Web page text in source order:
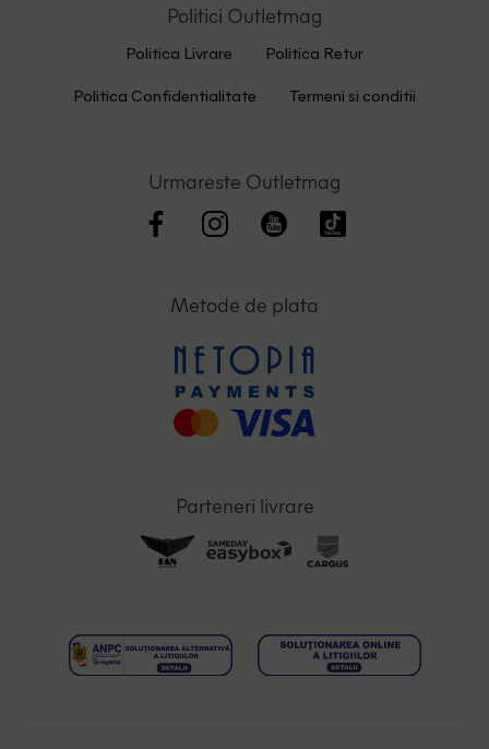
Politici Outletmag
Politica Livrare Politica Retur
Politica Confidentialitate Termeni si conditii
Urmareste Outletmag
Metode de plata
Parteneri livrare